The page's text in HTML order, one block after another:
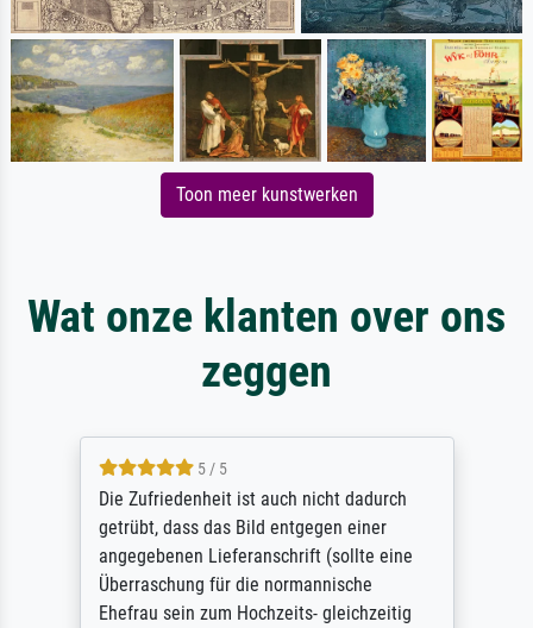
Toon meer kunstwerken
Wat onze klanten over ons
zeggen
5 / 5
Die Zufriedenheit ist auch nicht dadurch
getrübt, dass das Bild entgegen einer
angegebenen Lieferanschrift (sollte eine
Überraschung für die normannische
Ehefrau sein zum Hochzeits- gleichzeitig